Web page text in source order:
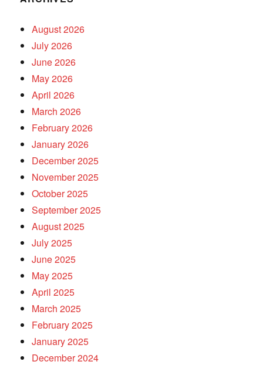
August 2026
July 2026
June 2026
May 2026
April 2026
March 2026
February 2026
January 2026
December 2025
November 2025
October 2025
September 2025
August 2025
July 2025
June 2025
May 2025
April 2025
March 2025
February 2025
January 2025
December 2024